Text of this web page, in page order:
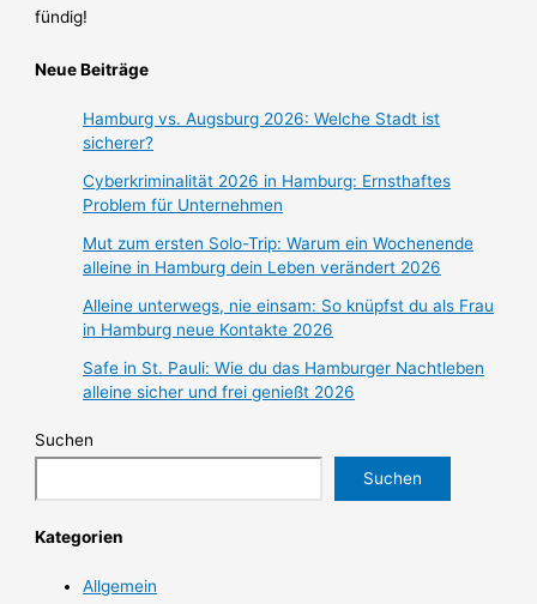
fündig!
Neue Beiträge
Hamburg vs. Augsburg 2026: Welche Stadt ist
sicherer?
Cyberkriminalität 2026 in Hamburg: Ernsthaftes
Problem für Unternehmen
Mut zum ersten Solo-Trip: Warum ein Wochenende
alleine in Hamburg dein Leben verändert 2026
Alleine unterwegs, nie einsam: So knüpfst du als Frau
in Hamburg neue Kontakte 2026
Safe in St. Pauli: Wie du das Hamburger Nachtleben
alleine sicher und frei genießt 2026
Suchen
Suchen
Kategorien
Allgemein